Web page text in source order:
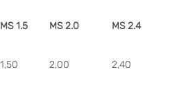
MS 1.5 MS 2.0 MS 2.4
1,50 2,00 2,40